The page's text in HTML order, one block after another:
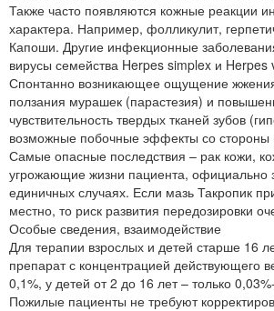
Также часто появляются кожные реакции
характера. Например, фолликулит,
Капоши. Другие инфекционные
вирусы семейства Herpes simplex и Herpes
Спонтанно возникающее ощущение
ползания мурашек (парастезия) и
чувствительность твердых тканей зубов
возможные побочные эффекты со стороны
Самые опасные последствия – рак кожи,
угрожающие жизни пациента, официально
единичных случаях. Если мазь Такропик
местно, то риск развития передозировки
Особые сведения, взаимодействие
Для терапии взрослых и детей старше 16
препарат с концентрацией действующего
0,1%, у детей от 2 до 16 лет – только
Пожилые пациенты не требуют